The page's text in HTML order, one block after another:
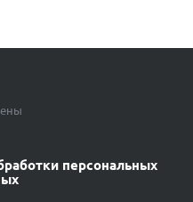
персональных